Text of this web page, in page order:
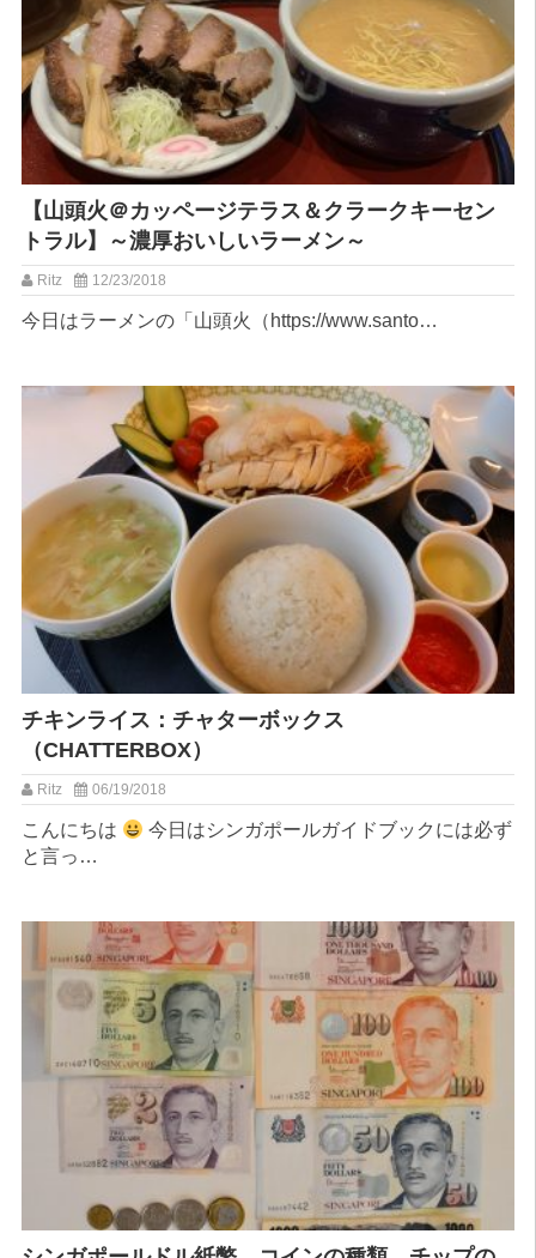
【山頭火＠カッページテラス＆クラークキーセン
トラル】～濃厚おいしいラーメン～
Ritz 12/23/2018
今日はラーメンの「山頭火（https://www.santo…
チキンライス：チャターボックス
（CHATTERBOX）
Ritz 06/19/2018
こんにちは
今日はシンガポールガイドブックには必ず
と言っ…